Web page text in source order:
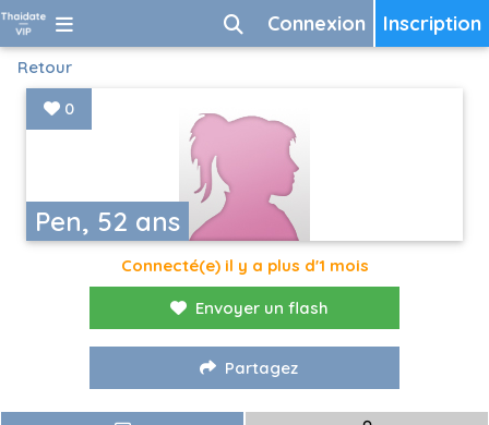
Inscription
Connexion
Retour
Pen, 52 ans
0
Connecté(e) il y a plus d'1 mois
Envoyer un flash
Partagez